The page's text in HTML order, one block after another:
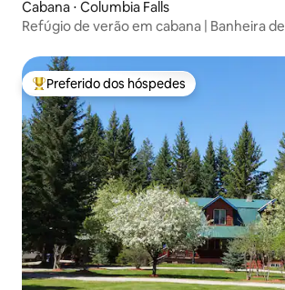
Cabana ⋅ Columbia Falls
Refúgio de verão em cabana | Banheira de
Entre os melhores preferidos dos hóspedes
Preferido dos hóspedes